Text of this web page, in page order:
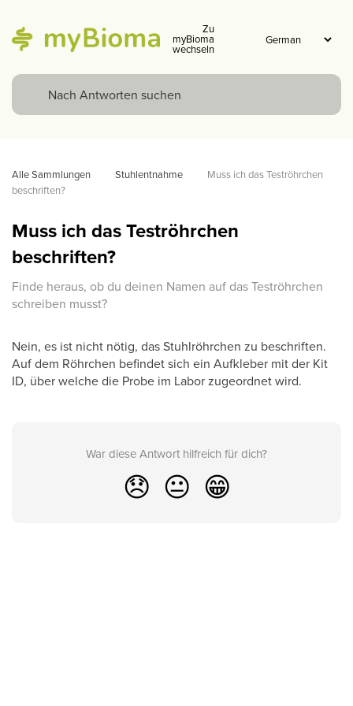
Zu
myBioma
wechseln
Alle Sammlungen Stuhlentnahme
Muss ich das Teströhrchen
beschriften?
Muss ich das Teströhrchen
beschriften?
Finde heraus, ob du deinen Namen auf das Teströhrchen
schreiben musst?
Nein, es ist nicht nötig, das Stuhlröhrchen zu beschriften.
Auf dem Röhrchen befindet sich ein Aufkleber mit der Kit
ID, über welche die Probe im Labor zugeordnet wird.
War diese Antwort hilfreich für dich?
😞 😐 😁